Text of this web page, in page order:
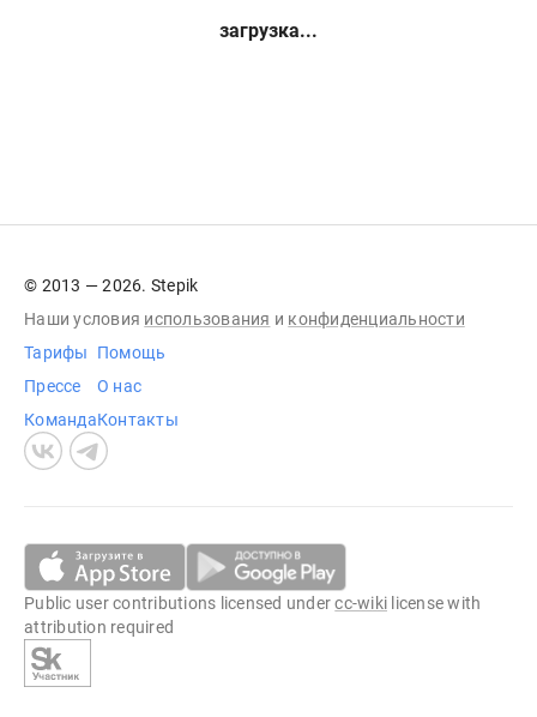
загрузка...
© 2013 — 2026. Stepik
Наши условия использования и конфиденциальности
Тарифы
Прессе
Команда
Помощь
О нас
Контакты
Public user contributions licensed undercc-wiki license with
attribution required